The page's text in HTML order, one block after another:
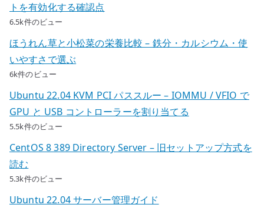
トを有効化する確認点
6.5k件のビュー
ほうれん草と小松菜の栄養比較 – 鉄分・カルシウム・使
いやすさで選ぶ
6k件のビュー
Ubuntu 22.04 KVM PCI パススルー – IOMMU / VFIO で
GPU と USB コントローラーを割り当てる
5.5k件のビュー
CentOS 8 389 Directory Server – 旧セットアップ方式を
読む
5.3k件のビュー
Ubuntu 22.04 サーバー管理ガイド